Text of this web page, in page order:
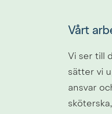
Vårt
Vi ser till
sätter vi
ansvar